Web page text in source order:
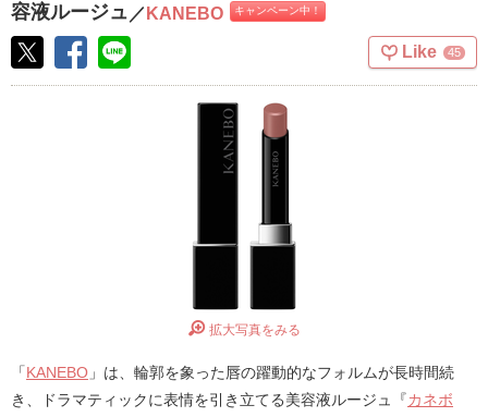
容液ルージュ ／ KANEBO キャンペーン中！
Like 45
拡大写真をみる
「KANEBO 」は、輪郭を象った唇の躍動的なフォルムが長時間続
き、ドラマティックに表情を引き立てる美容液ルージュ『カネボ